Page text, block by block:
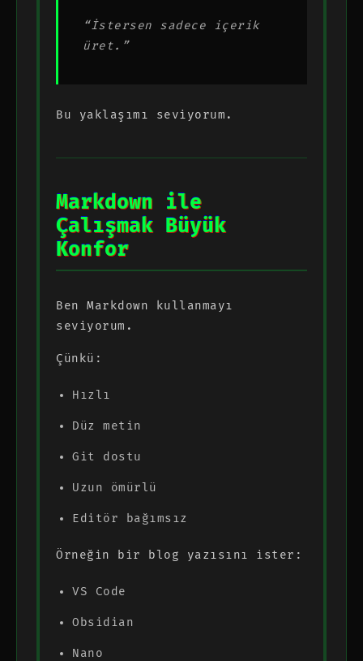
“İstersen sadece içerik
üret.”
Bu yaklaşımı seviyorum.
Markdown ile
Çalışmak Büyük
Konfor
Ben Markdown kullanmayı
seviyorum.
Çünkü:
Hızlı
Düz metin
Git dostu
Uzun ömürlü
Editör bağımsız
Örneğin bir blog yazısını ister:
VS Code
Obsidian
Nano